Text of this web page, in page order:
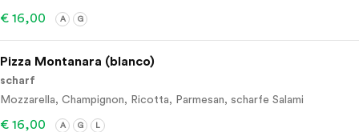
€ 16,00 A G
Pizza Montanara (blanco)
scharf
Mozzarella, Champignon, Ricotta, Parmesan, scharfe Salami
€ 16,00 A G L